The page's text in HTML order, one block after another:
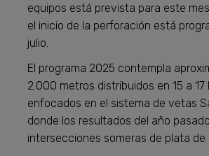
equipos está prevista para este
el inicio de la perforación está
julio.
El programa 2025 contempla
2.000 metros distribuidos en 15 a 17
enfocados en el sistema de vetas
donde los resultados del año
intersecciones someras de plata de